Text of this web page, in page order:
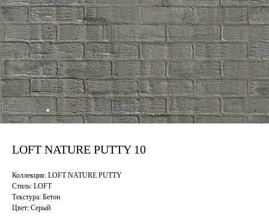
LOFT NATURE PUTTY 10
Коллекция: LOFT NATURE PUTTY
Стиль: LOFT
Текстура: Бетон
Цвет: Серый